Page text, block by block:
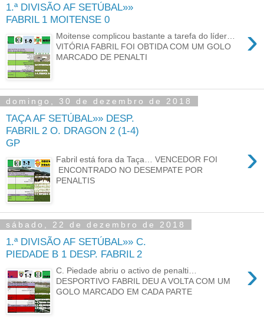
1.ª DIVISÃO AF SETÚBAL»»
FABRIL 1 MOITENSE 0
›
Moitense complicou bastante a tarefa do líder…
VITÓRIA FABRIL FOI OBTIDA COM UM GOLO
MARCADO DE PENALTI
domingo, 30 de dezembro de 2018
TAÇA AF SETÚBAL»» DESP.
FABRIL 2 O. DRAGON 2 (1-4)
GP
›
Fabril está fora da Taça… VENCEDOR FOI
ENCONTRADO NO DESEMPATE POR
PENALTIS
sábado, 22 de dezembro de 2018
1.ª DIVISÃO AF SETÚBAL»» C.
PIEDADE B 1 DESP. FABRIL 2
›
C. Piedade abriu o activo de penalti…
DESPORTIVO FABRIL DEU A VOLTA COM UM
GOLO MARCADO EM CADA PARTE